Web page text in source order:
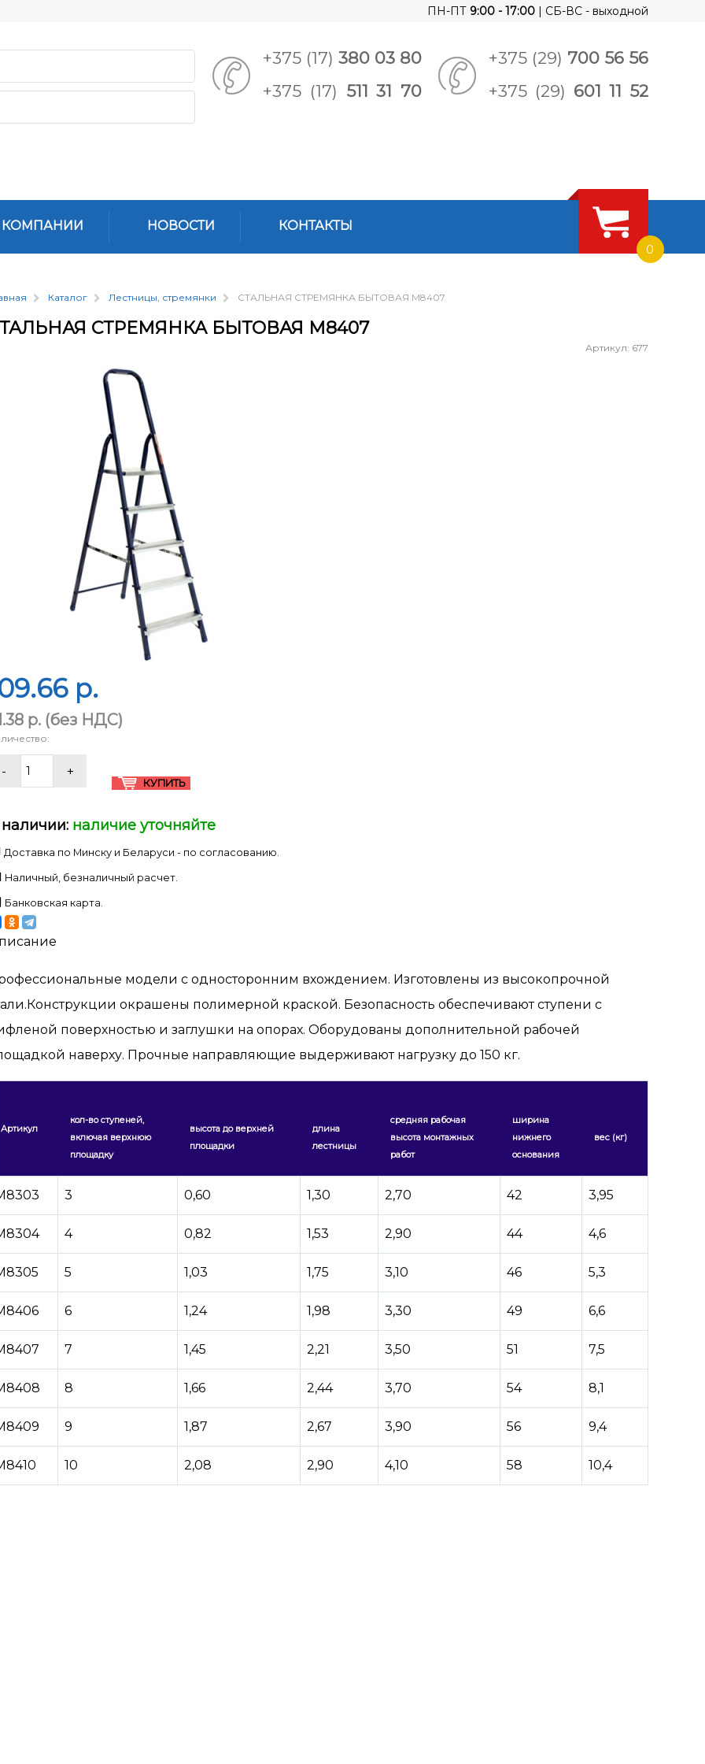
ПН-ПТ 9:00 - 17:00 | СБ-ВС - выходной
+375 (17) 380 03 80
+375 (17) 511 31 70
+375 (29) 700 56 56
+375 (29) 601 11 52
НОВОСТИ КОНТАКТЫ
0
Каталог Лестницы, стремянки СТАЛЬНАЯ СТРЕМЯНКА БЫТОВАЯ М8407
СТРЕМЯНКА БЫТОВАЯ М8407
Артикул: 677
p.
p. (без НДС)
наличие уточняйте
Доставка по Минску и Беларуси - по согласованию.
Наличный, безналичный расчет.
Банковская карта.
модели с односторонним вхождением. Изготовлены из высокопрочной
окрашены полимерной краской. Безопасность обеспечивают ступени с
поверхностью и заглушки на опорах. Оборудованы дополнительной рабочей
наверху. Прочные направляющие выдерживают нагрузку до 150 кг.
Артикул
кол-во ступеней,
включая верхнюю
площадку
высота до верхней
площадки
длина
лестницы
средняя рабочая
высота монтажных
работ
ширина
нижнего
основания
вес (кг)
3 0,60 1,30 2,70 42 3,95
4 0,82 1,53 2,90 44 4,6
5 1,03 1,75 3,10 46 5,3
6 1,24 1,98 3,30 49 6,6
7 1,45 2,21 3,50 51 7,5
8 1,66 2,44 3,70 54 8,1
9 1,87 2,67 3,90 56 9,4
10 2,08 2,90 4,10 58 10,4